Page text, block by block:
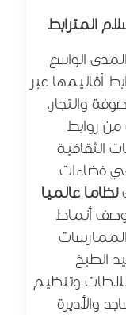
المترابط
الواسع
أقاليمها عبر
والتجار،
من روابط
الثقافية
فضاءات
نظاما عالميا
أنماط
الطبخ
وتنظيم
والأديرة